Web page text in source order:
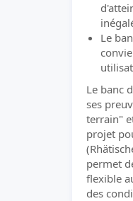
Le
Le banc
ses
terrain"
projet
permet
flexible
des